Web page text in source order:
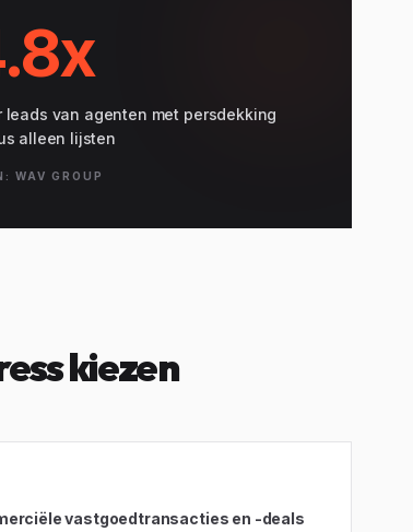
leads van agenten met persdekking
alleen lijsten
WAV GROUP
kiezen
vastgoedtransacties en -deals